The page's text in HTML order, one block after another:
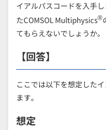
イアルパスコードを入手
たCOMSOL Multiphysics®
てもらえないでしょうか。
【回答】
ここでは以下を想定した
ます。
想定